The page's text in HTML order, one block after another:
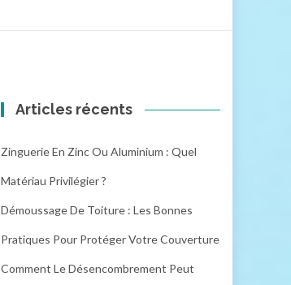
Articles récents
Zinguerie En Zinc Ou Aluminium : Quel
Matériau Privilégier ?
Démoussage De Toiture : Les Bonnes
Pratiques Pour Protéger Votre Couverture
Comment Le Désencombrement Peut